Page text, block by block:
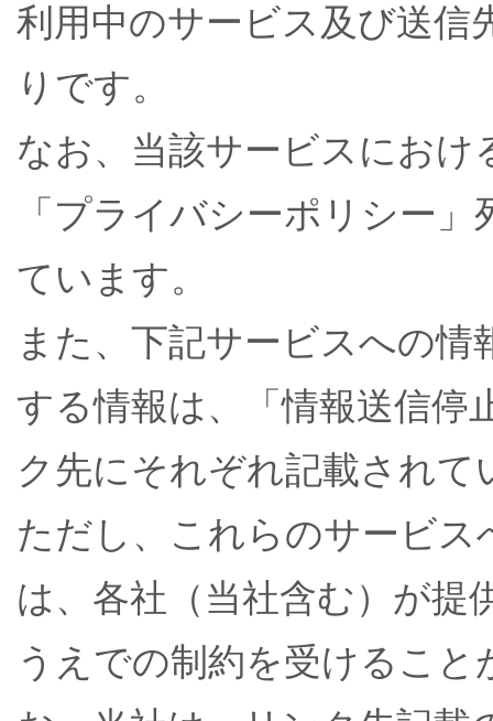
利用中のサービス及び送信
りです。
なお、当該サービスにおけ
「プライバシーポリシー
ています。
また、下記サービスへの
する情報は、「情報送信停
ク先にそれぞれ記載されて
ただし、これらのサービ
は、各社（当社含む）が提
うえでの制約を受けるこ